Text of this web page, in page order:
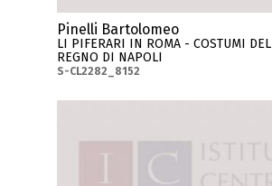
Pinelli Bartolomeo
LI PIFERARI IN ROMA - COSTUMI DEL
REGNO DI NAPOLI
S-CL2282_8152